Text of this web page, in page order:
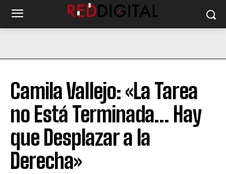
Camila Vallejo: «La Tarea
no Está Terminada… Hay
que Desplazar a la
Derecha»